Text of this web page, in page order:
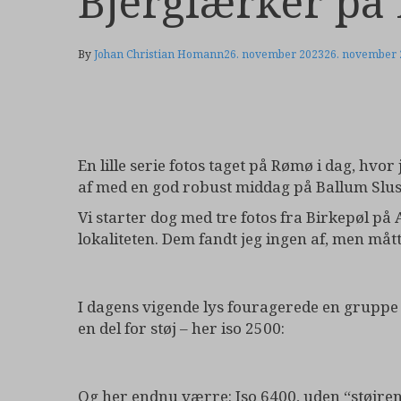
ByJohan Christian Homann26. november 202326. november
En lille serie fotos taget på Rømø i dag,
af med en god robust middag på Ballum
Vi starter dog med tre fotos fra Birkepøl på
lokaliteten. Dem fandt jeg ingen af, men
I dagens vigende lys fouragerede en
en del for støj – her iso 2500:
Og her endnu værre: Iso 6400, uden